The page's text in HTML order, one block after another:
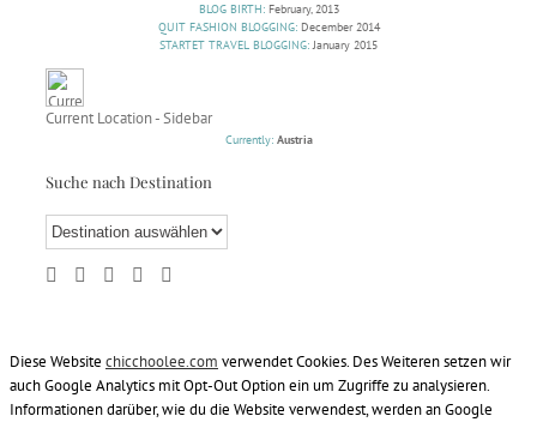
BLOG BIRTH:February, 2013
QUIT FASHION BLOGGING:December 2014
STARTET TRAVEL BLOGGING:January 2015
Current Location - Sidebar
Currently: Austria
Suche nach Destination
Diese Website chicchoolee.com verwendet Cookies. Des Weiteren setzen wir
auch Google Analytics mit Opt-Out Option ein um Zugriffe zu analysieren.
Informationen darüber, wie du die Website verwendest, werden an Google